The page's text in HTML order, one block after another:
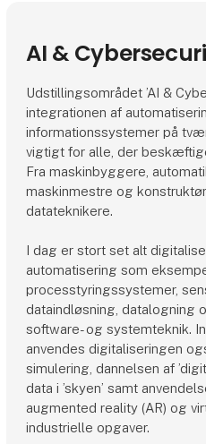
AI &
Udstillingsområdet ’AI &
integrationen af
informationssystemer på
vigtigt for alle, der
Fra maskinbyggere,
maskinmestre og
datateknikere.
I dag er stort set alt
automatisering som
processtyringssystemer,
dataindløsning, datalogning
software- og systemteknik.
anvendes digitaliseringen
simulering, dannelsen af
data i ’skyen’ samt
augmented reality (AR) og
industrielle opgaver.